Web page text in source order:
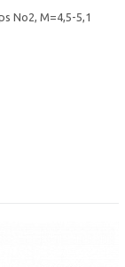
No2, M=4,5-5,1